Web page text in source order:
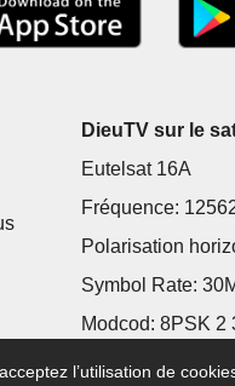
DieuTV sur le
Eutelsat 16A
Fréquence:
Polarisation
Symbol Rate:
Modcod: 8PSK 2
l’utilisation de